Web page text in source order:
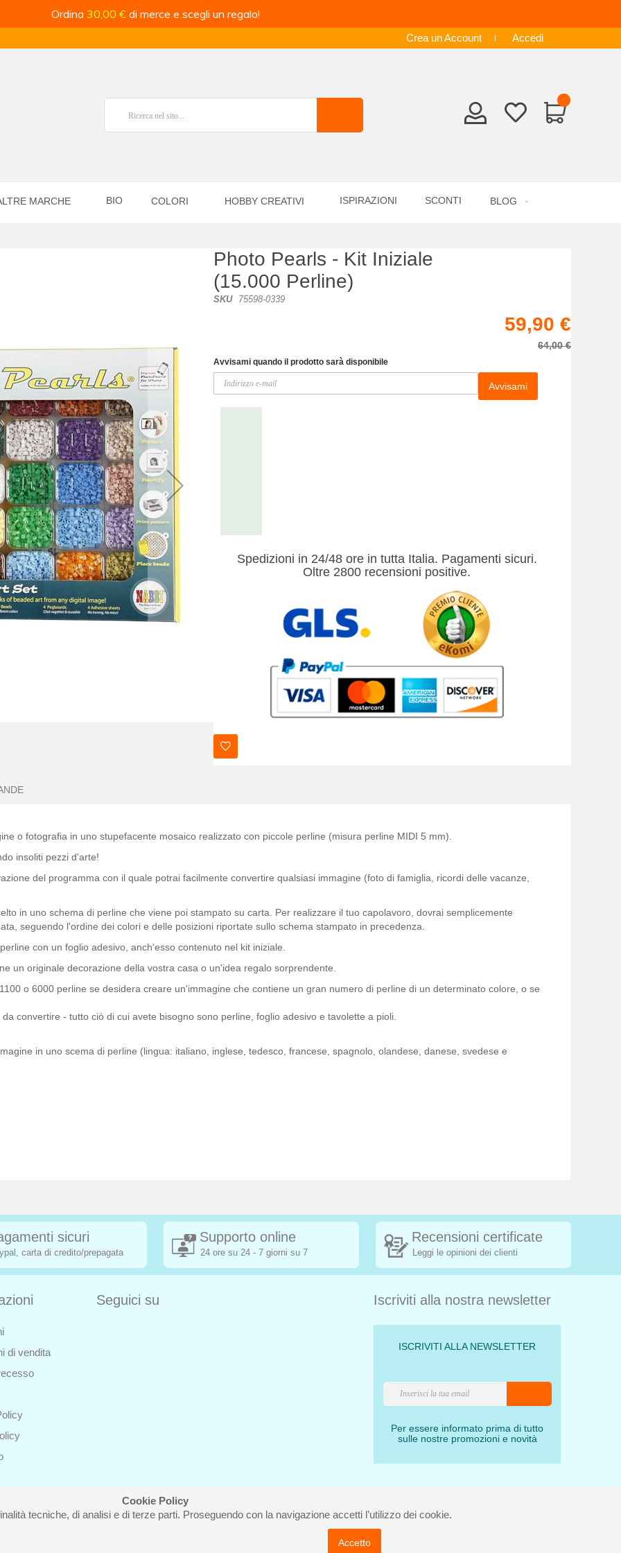
Ordina 30,00 € di merce e scegli un regalo!
Cookie Policy
tecniche, di analisi e di terze parti. Proseguendo con la navigazione accetti l’utilizzo dei cookie.
Accetto
Crea un Account Accedi
MARCHE BIO COLORI HOBBY CREATIVI ISPIRAZIONI SCONTI BLOG
Photo Pearls - Kit Iniziale
(15.000 Perline)
SKU 75598-0339
59,90 €
64,00 €
Avvisami quando il prodotto sarà disponibile
Avvisami
Spedizioni in 24/48 ore in tutta Italia. Pagamenti sicuri.
Oltre 2800 recensioni positive.
o fotografia in uno stupefacente mosaico realizzato con piccole perline (misura perline MIDI 5 mm).
insoliti pezzi d'arte!
del programma con il quale potrai facilmente convertire qualsiasi immagine (foto di famiglia, ricordi delle vacanze,
in uno schema di perline che viene poi stampato su carta. Per realizzare il tuo capolavoro, dovrai semplicemente
seguendo l'ordine dei colori e delle posizioni riportate sullo schema stampato in precedenza.
con un foglio adesivo, anch'esso contenuto nel kit iniziale.
un originale decorazione della vostra casa o un'idea regalo sorprendente.
o 6000 perline se desidera creare un'immagine che contiene un gran numero di perline di un determinato colore, o se
convertire - tutto ciò di cui avete bisogno sono perline, foglio adesivo e tavolette a pioli.
in uno scema di perline (lingua: italiano, inglese, tedesco, francese, spagnolo, olandese, danese, svedese e
sicuri
carta di credito/prepagata
Supporto online
24 ore su 24 - 7 giorni su 7
Recensioni certificate
Leggi le opinioni dei clienti
di vendita
Seguici su Iscriviti alla nostra newsletter
ISCRIVITI ALLA NEWSLETTER
Per essere informato prima di tutto
sulle nostre promozioni e novità
Roberta - Via Carlo Pisacane 9/11 57025 Piombino (LI) - P.IVA : 01237910490 - Rea 112098.